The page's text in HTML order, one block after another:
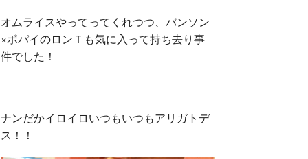
オムライスやってってくれつつ、バンソン
×ポパイのロンＴも気に入って持ち去り事
件でした！
ナンだかイロイロいつもいつもアリガトデ
ス！！